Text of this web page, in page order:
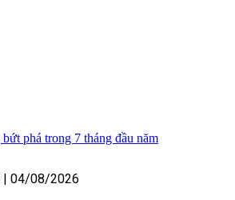
phá trong 7 tháng đầu năm
04/08/2026